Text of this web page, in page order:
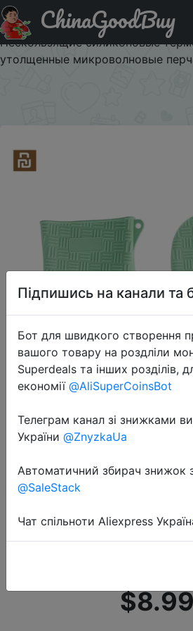
Придбати по знижці Джордан и
обжигающие перчатки
Нескользящие силиконовые
утолщенные микроволновые
ChinaGoodBuy
2020-09-02
Джордан и Джуди
обжигающие
силиконовые
термостойкие
Підпишись на канали та
Бот для швидкого створення
вашого товару на роздліли
Superdeals та інших розділів,
економії @AliSuperCoinsBot
Телеграм канал зі знижками
України @ZnyzkaUa
Автоматичний збирач знижок
@SaleStack
Чат спільноти Aliexpress